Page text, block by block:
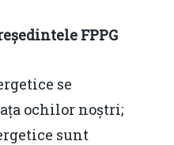
FPPG
se
ochilor noștri;
sunt